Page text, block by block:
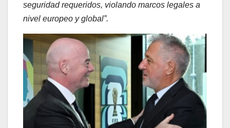
seguridad requeridos, violando marcos legales a
nivel europeo y global”.